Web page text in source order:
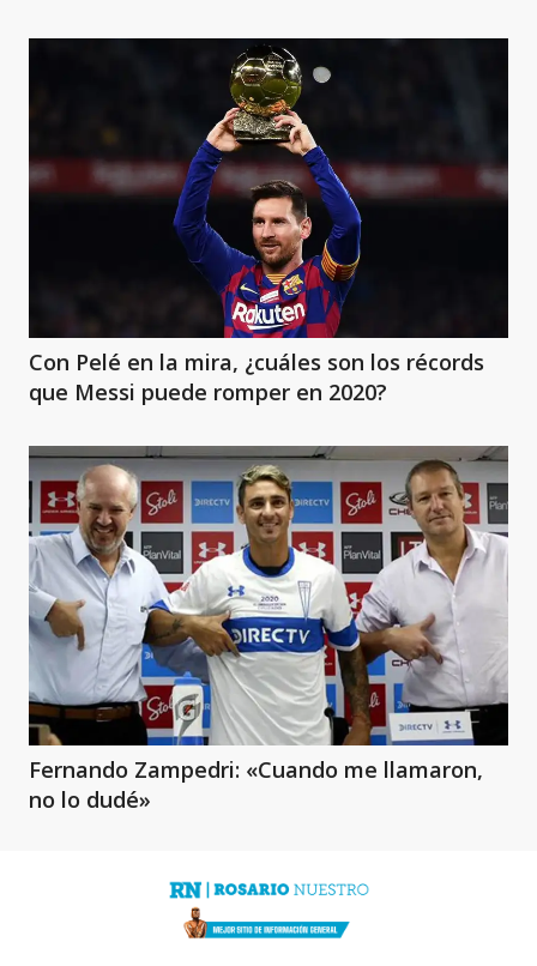
Con Pelé en la mira, ¿cuáles son los récords
que Messi puede romper en 2020?
Fernando Zampedri: «Cuando me llamaron,
no lo dudé»